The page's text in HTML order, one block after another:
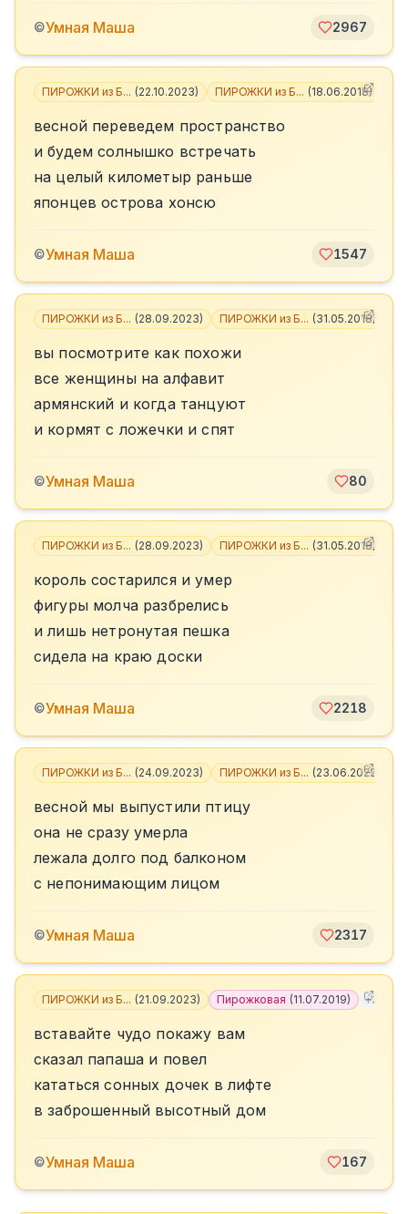
©Умная Маша 2967
ПИРОЖКИ из Б... (22.10.2023) ПИРОЖКИ из Б... (18.06.2018)
весной переведем пространство
и будем солнышко встречать
на целый километыр раньше
японцев острова хонсю
©Умная Маша 1547
ПИРОЖКИ из Б... (28.09.2023) ПИРОЖКИ из Б... (31.05.2018)
вы посмотрите как похожи
все женщины на алфавит
армянский и когда танцуют
и кормят с ложечки и спят
©Умная Маша 80
ПИРОЖКИ из Б... (28.09.2023) ПИРОЖКИ из Б... (31.05.2018)
король состарился и умер
фигуры молча разбрелись
и лишь нетронутая пешка
сидела на краю доски
©Умная Маша 2218
ПИРОЖКИ из Б... (24.09.2023) ПИРОЖКИ из Б... (23.06.2022
весной мы выпустили птицу
она не сразу умерла
лежала долго под балконом
с непонимающим лицом
©Умная Маша 2317
ПИРОЖКИ из Б... (21.09.2023) Пирожковая (11.07.2019) +3
вставайте чудо покажу вам
сказал папаша и повел
кататься сонных дочек в лифте
в заброшенный высотный дом
©Умная Маша 167